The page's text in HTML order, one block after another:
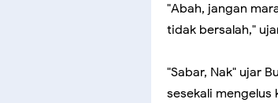
"Abah, jangan
tidak bersalah,"
"Sabar, Nak" ujar
sesekali mengelus